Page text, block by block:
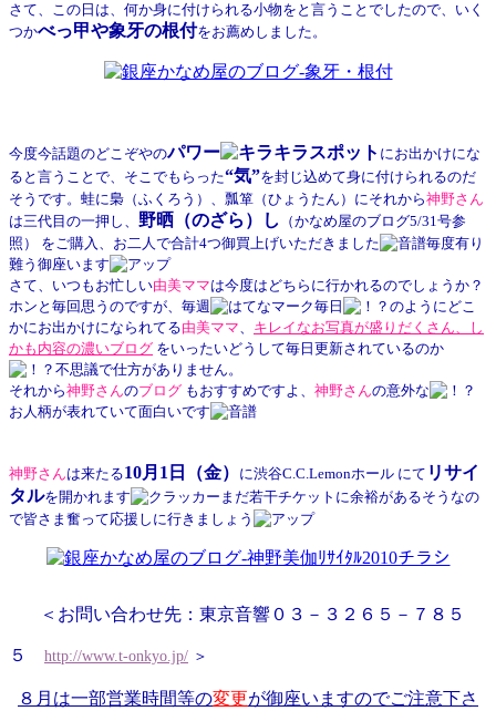
さて、この日は、何か身に付けられる小物をと言うことでしたので、いく
つかべっ甲や象牙の根付をお薦めしました。
今度今話題のどこぞやのパワー スポット にお出かけにな
ると言うことで、そこでもらった“気”を封じ込めて身に付けられるのだ
そうです。蛙に梟（ふくろう）、瓢箪（ひょうたん）にそれから神野さん
は三代目の一押し、 野晒（のざら）し
（かなめ屋のブログ5/31号参
照） をご購入、お二人で合計4つ御買上げいただきました
毎度有り
難う御座います
さて、いつもお忙しい由美ママは今度はどちらに行かれるのでしょうか？
ホンと毎回思うのですが、毎週
毎日
のようにどこ
かにお出かけになられてる由美ママ、 キレイなお写真が盛りだくさん、し
かも内容の濃いブログ をいったいどうして毎日更新されているのか
不思議で仕方がありません。
それから神野さんのブログ もおすすめですよ、 神野さんの意外な
お人柄が表れていて面白いです
神野さんは来たる10月1日（金） に渋谷C.C.Lemonホール にて リサイ
タルを開かれます
まだ若干チケットに余裕があるそうなの
で皆さま奮って応援しに行きましょう
＜お問い合わせ先：東京音響０３－３２６５－７８５
５ http://www.t-onkyo.jp/ ＞
８月は一部営業時間等の変更が御座いますのでご注意下さ